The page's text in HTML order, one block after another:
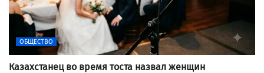
ОБЩЕСТВО
Казахстанец во время тоста назвал женщин